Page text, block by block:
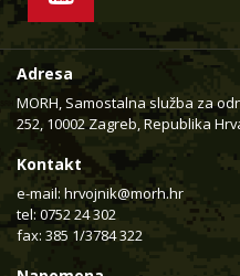
Adresa
MORH, Samostalna služba za
252, 10002 Zagreb, Republika
Kontakt
e-mail: hrvojnik@morh.hr
tel: 0752 24 302
fax: 385 1/3784 322